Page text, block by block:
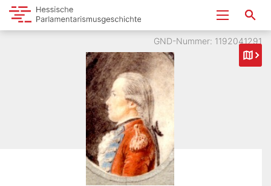
GND-Nummer: 1192041291